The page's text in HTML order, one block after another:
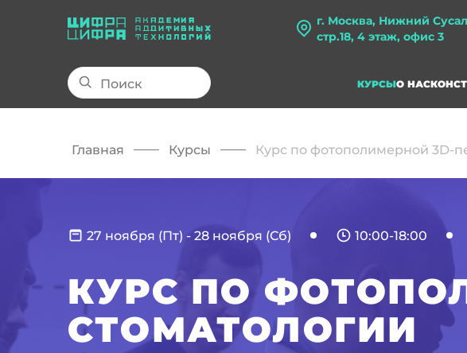
г. Москва, Нижний
стр.18, 4 этаж, офис 3
КУРСЫО НАС
Главная Курсы Курс по фотополимерной 3D-
27 ноября (Пт) -28 ноября (Сб) 10:00-18:00
КУРС ПО
СТОМАТОЛОГИИ